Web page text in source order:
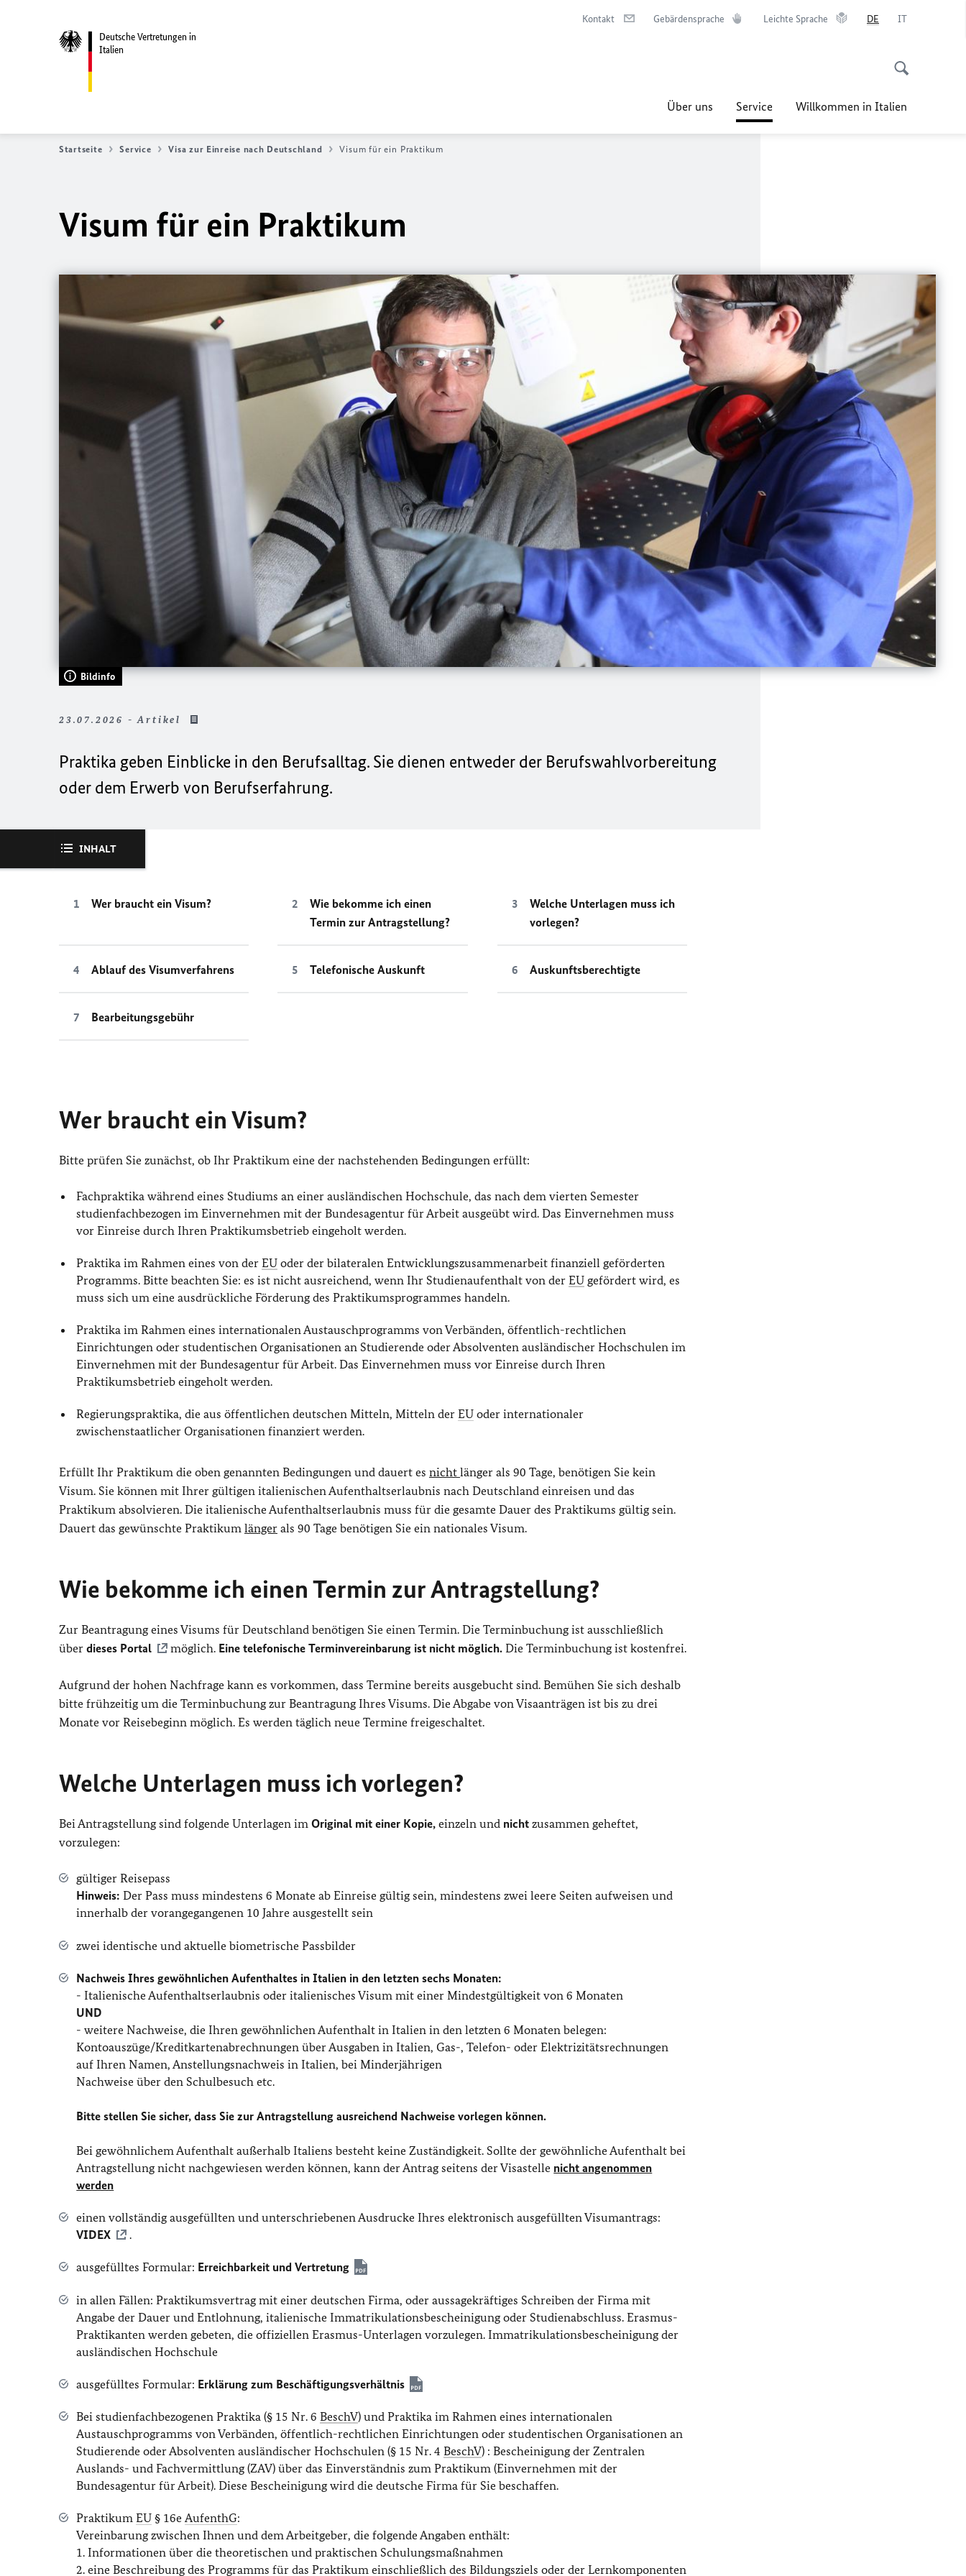
Deutsche Vertretungen in
Italien
Kontakt Gebärdensprache Leichte Sprache DE IT
Über uns Service Willkommen in Italien
Startseite Service Visa zur Einreise nach Deutschland Visum für ein Praktikum
Visum für ein Praktikum
Bildinfo
23.07.2026 - Artikel
Praktika geben Einblicke in den Berufsalltag. Sie dienen entweder der Berufswahlvorbereitung
oder dem Erwerb von Berufserfahrung.
INHALT
Wer braucht ein Visum?
Wie bekomme ich einen
Termin zur Antragstellung?
Welche Unterlagen muss ich
vorlegen?
Ablauf des Visumverfahrens Telefonische Auskunft Auskunftsberechtigte
Bearbeitungsgebühr
Wer braucht ein Visum?
Bitte prüfen Sie zunächst, ob Ihr Praktikum eine der nachstehenden Bedingungen erfüllt:
Fachpraktika während eines Studiums an einer ausländischen Hochschule, das nach dem vierten Semester
studienfachbezogen im Einvernehmen mit der Bundesagentur für Arbeit ausgeübt wird. Das Einvernehmen muss
vor Einreise durch Ihren Praktikumsbetrieb eingeholt werden.
Praktika im Rahmen eines von der EU oder der bilateralen Entwicklungszusammenarbeit finanziell geförderten
Programms. Bitte beachten Sie: es ist nicht ausreichend, wenn Ihr Studienaufenthalt von der EU gefördert wird, es
muss sich um eine ausdrückliche Förderung des Praktikumsprogrammes handeln.
Praktika im Rahmen eines internationalen Austauschprogramms von Verbänden, öffentlich-rechtlichen
Einrichtungen oder studentischen Organisationen an Studierende oder Absolventen ausländischer Hochschulen im
Einvernehmen mit der Bundesagentur für Arbeit. Das Einvernehmen muss vor Einreise durch Ihren
Praktikumsbetrieb eingeholt werden.
Regierungspraktika, die aus öffentlichen deutschen Mitteln, Mitteln der EU oder internationaler
zwischenstaatlicher Organisationen finanziert werden.
Erfüllt Ihr Praktikum die oben genannten Bedingungen und dauert es nicht länger als 90 Tage, benötigen Sie kein
Visum. Sie können mit Ihrer gültigen italienischen Aufenthaltserlaubnis nach Deutschland einreisen und das
Praktikum absolvieren. Die italienische Aufenthaltserlaubnis muss für die gesamte Dauer des Praktikums gültig sein.
Dauert das gewünschte Praktikum länger als 90 Tage benötigen Sie ein nationales Visum.
Wie bekomme ich einen Termin zur Antragstellung?
Zur Beantragung eines Visums für Deutschland benötigen Sie einen Termin. Die Terminbuchung ist ausschließlich
über dieses Portal möglich. Eine telefonische Terminvereinbarung ist nicht möglich. Die Terminbuchung ist kostenfrei.
Aufgrund der hohen Nachfrage kann es vorkommen, dass Termine bereits ausgebucht sind. Bemühen Sie sich deshalb
bitte frühzeitig um die Terminbuchung zur Beantragung Ihres Visums. Die Abgabe von Visaanträgen ist bis zu drei
Monate vor Reisebeginn möglich. Es werden täglich neue Termine freigeschaltet.
Welche Unterlagen muss ich vorlegen?
Bei Antragstellung sind folgende Unterlagen im Original mit einer Kopie, einzeln und nicht zusammen geheftet,
vorzulegen:
gültiger Reisepass
Hinweis: Der Pass muss mindestens 6 Monate ab Einreise gültig sein, mindestens zwei leere Seiten aufweisen und
innerhalb der vorangegangenen 10 Jahre ausgestellt sein
zwei identische und aktuelle biometrische Passbilder
Nachweis Ihres gewöhnlichen Aufenthaltes in Italien in den letzten sechs Monaten:
- Italienische Aufenthaltserlaubnis oder italienisches Visum mit einer Mindestgültigkeit von 6 Monaten
UND
- weitere Nachweise, die Ihren gewöhnlichen Aufenthalt in Italien in den letzten 6 Monaten belegen:
Kontoauszüge/Kreditkartenabrechnungen über Ausgaben in Italien, Gas-, Telefon- oder Elektrizitätsrechnungen
auf Ihren Namen, Anstellungsnachweis in Italien, bei Minderjährigen
Nachweise über den Schulbesuch etc.
Bitte stellen Sie sicher, dass Sie zur Antragstellung ausreichend Nachweise vorlegen können.
Bei gewöhnlichem Aufenthalt außerhalb Italiens besteht keine Zuständigkeit. Sollte der gewöhnliche Aufenthalt bei
Antragstellung nicht nachgewiesen werden können, kann der Antrag seitens der Visastelle nicht angenommen
werden
einen vollständig ausgefüllten und unterschriebenen Ausdrucke Ihres elektronisch ausgefüllten Visumantrags:
VIDEX
.
ausgefülltes Formular: Erreichbarkeit und Vertretung
in allen Fällen: Praktikumsvertrag mit einer deutschen Firma, oder aussagekräftiges Schreiben der Firma mit
Angabe der Dauer und Entlohnung, italienische Immatrikulationsbescheinigung oder Studienabschluss. Erasmus-
Praktikanten werden gebeten, die offiziellen Erasmus-Unterlagen vorzulegen. Immatrikulationsbescheinigung der
ausländischen Hochschule
ausgefülltes Formular: Erklärung zum Beschäftigungsverhältnis
Bei studienfachbezogenen Praktika (§ 15 Nr. 6 BeschV) und Praktika im Rahmen eines internationalen
Austauschprogramms von Verbänden, öffentlich-rechtlichen Einrichtungen oder studentischen Organisationen an
Studierende oder Absolventen ausländischer Hochschulen (§ 15 Nr. 4 BeschV) : Bescheinigung der Zentralen
Auslands- und Fachvermittlung (ZAV) über das Einverständnis zum Praktikum (Einvernehmen mit der
Bundesagentur für Arbeit). Diese Bescheinigung wird die deutsche Firma für Sie beschaffen.
Praktikum EU § 16eAufenthG:
Vereinbarung zwischen Ihnen und dem Arbeitgeber, die folgende Angaben enthält:
1. Informationen über die theoretischen und praktischen Schulungsmaßnahmen
2. eine Beschreibung des Programms für das Praktikum einschließlich des Bildungsziels oder der Lernkomponenten